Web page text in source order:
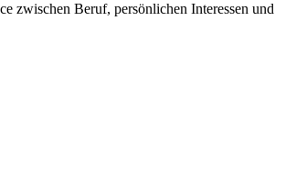
zwischen Beruf, persönlichen Interessen und